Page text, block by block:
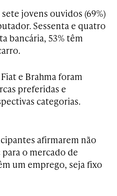
jovens ouvidos (69%)
Sessenta e quatro
bancária, 53% têm
e Brahma foram
preferidas e
categorias.
afirmarem não
o mercado de
um emprego, seja fixo